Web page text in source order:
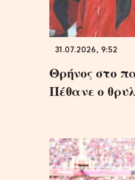
31.07.2026, 9:52
Θρήνος στο
Πέθανε ο